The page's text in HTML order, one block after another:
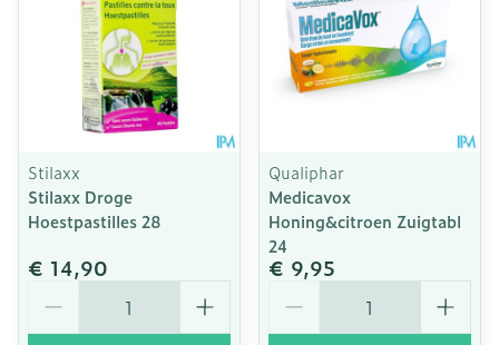
Stilaxx
Stilaxx Droge
Hoestpastilles 28
€ 14,90
Qualiphar
Medicavox
Honing&citroen Zuigtabl
24
€ 9,95